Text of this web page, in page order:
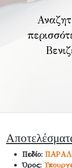
Πεδίο:
Όρος: